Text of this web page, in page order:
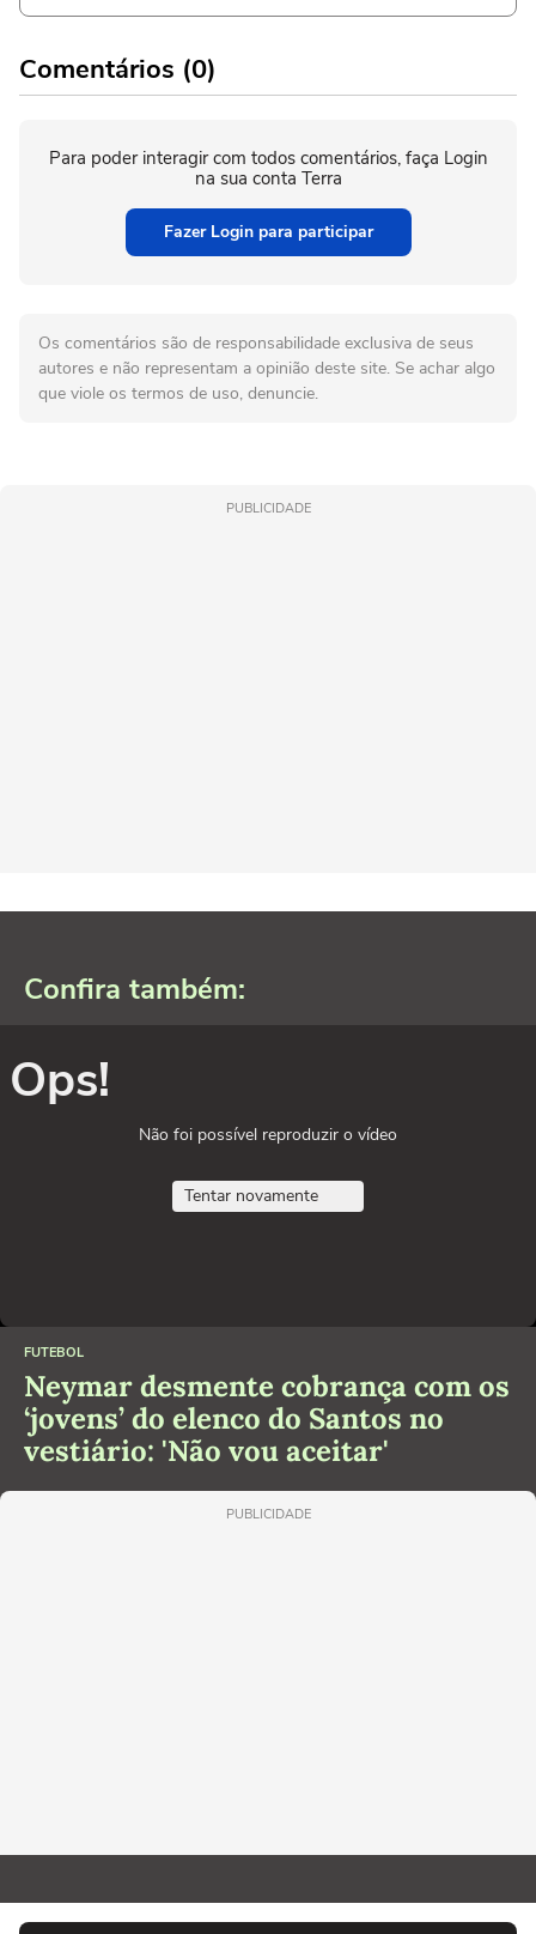
Comentários (0)
Para poder interagir com todos comentários, faça Login
na sua conta Terra
Fazer Login para participar
Os comentários são de responsabilidade exclusiva de seus
autores e não representam a opinião deste site. Se achar algo
que viole os termos de uso, denuncie.
PUBLICIDADE
Confira também:
Ops!
Não foi possível reproduzir o vídeo
Tentar novamente
FUTEBOL
Neymar desmente cobrança com os
‘jovens’ do elenco do Santos no
vestiário: 'Não vou aceitar'
PUBLICIDADE